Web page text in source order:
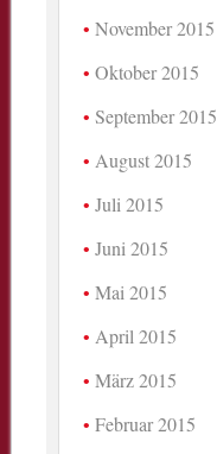
November 2015
Oktober 2015
September 2015
August 2015
Juli 2015
Juni 2015
Mai 2015
April 2015
März 2015
Februar 2015